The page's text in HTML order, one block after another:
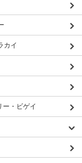
カイ
ー・ビゲイ